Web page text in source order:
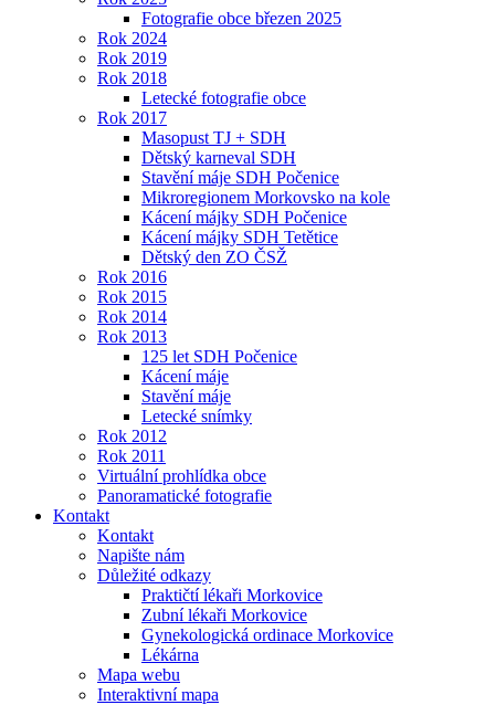
Fotografie obce březen 2025
Rok 2024
Rok 2019
Rok 2018
Letecké fotografie obce
Rok 2017
Masopust TJ + SDH
Dětský karneval SDH
Stavění máje SDH Počenice
Mikroregionem Morkovsko na kole
Kácení májky SDH Počenice
Kácení májky SDH Tetětice
Dětský den ZO ČSŽ
Rok 2016
Rok 2015
Rok 2014
Rok 2013
125 let SDH Počenice
Kácení máje
Stavění máje
Letecké snímky
Rok 2012
Rok 2011
Virtuální prohlídka obce
Panoramatické fotografie
Kontakt
Kontakt
Napište nám
Důležité odkazy
Praktičtí lékaři Morkovice
Zubní lékaři Morkovice
Gynekologická ordinace Morkovice
Lékárna
Mapa webu
Interaktivní mapa